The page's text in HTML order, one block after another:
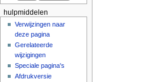
m
hulpmiddelen
Verwijzingen naar
deze pagina
Gerelateerde
wijzigingen
Speciale pagina's
Afdrukversie